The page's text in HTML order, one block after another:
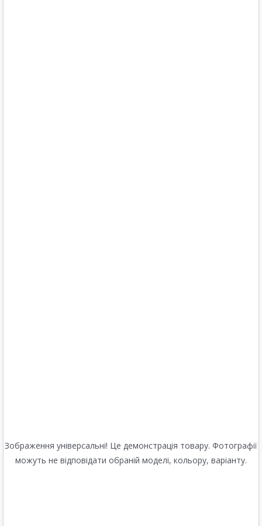
Зображення універсальні! Це демонстрація товару. Фотографії
можуть не відповідати обраній моделі, кольору, варіанту.